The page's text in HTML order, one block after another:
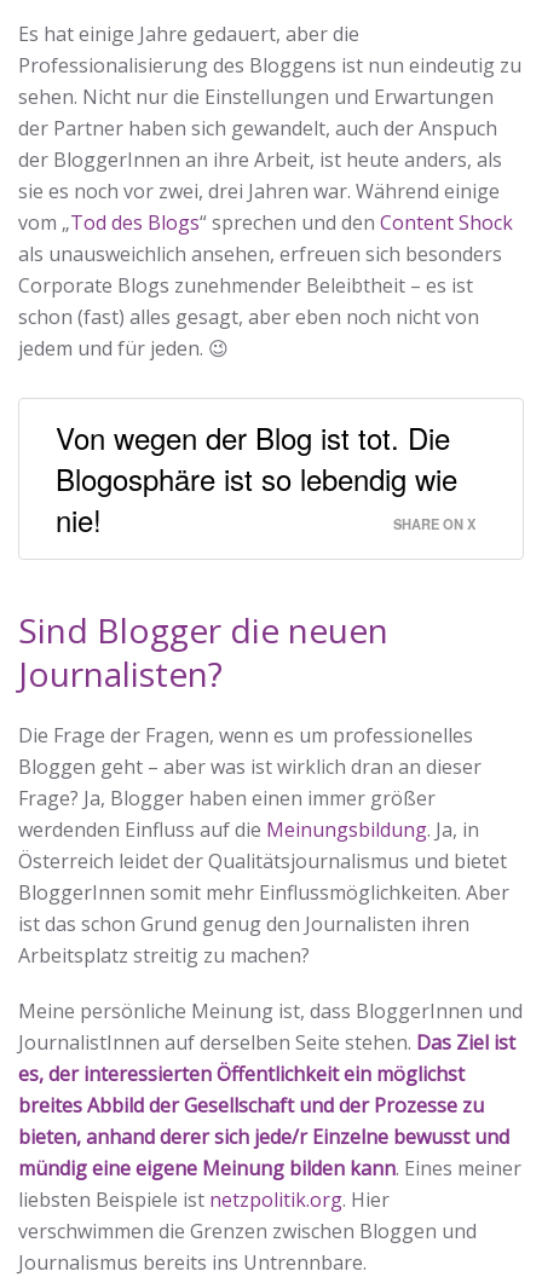
Es hat einige Jahre gedauert, aber die
Professionalisierung des Bloggens ist nun eindeutig zu
sehen. Nicht nur die Einstellungen und Erwartungen
der Partner haben sich gewandelt, auch der Anspuch
der BloggerInnen an ihre Arbeit, ist heute anders, als
sie es noch vor zwei, drei Jahren war. Während einige
vom „Tod des Blogs“ sprechen und den Content Shock
als unausweichlich ansehen, erfreuen sich besonders
Corporate Blogs zunehmender Beleibtheit – es ist
schon (fast) alles gesagt, aber eben noch nicht von
jedem und für jeden. 😉
Von wegen der Blog ist tot. Die
Blogosphäre ist so lebendig wie
nie!
SHARE ON X
Sind Blogger die neuen
Journalisten?
Die Frage der Fragen, wenn es um professionelles
Bloggen geht – aber was ist wirklich dran an dieser
Frage? Ja, Blogger haben einen immer größer
werdenden Einfluss auf die Meinungsbildung. Ja, in
Österreich leidet der Qualitätsjournalismus und bietet
BloggerInnen somit mehr Einflussmöglichkeiten. Aber
ist das schon Grund genug den Journalisten ihren
Arbeitsplatz streitig zu machen?
Meine persönliche Meinung ist, dass BloggerInnen und
JournalistInnen auf derselben Seite stehen. Das Ziel ist
es, der interessierten Öffentlichkeit ein möglichst
breites Abbild der Gesellschaft und der Prozesse zu
bieten, anhand derer sich jede/r Einzelne bewusst und
mündig eine eigene Meinung bilden kann. Eines meiner
liebsten Beispiele ist netzpolitik.org. Hier
verschwimmen die Grenzen zwischen Bloggen und
Journalismus bereits ins Untrennbare.